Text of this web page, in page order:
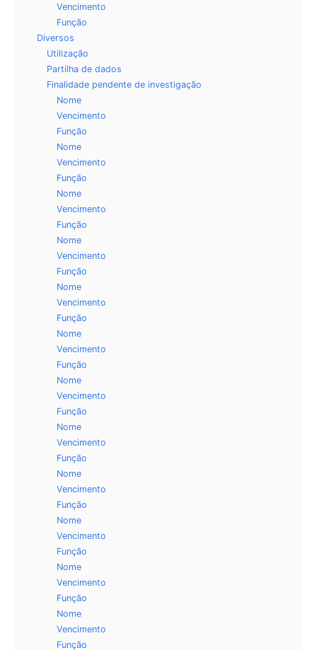
Vencimento
Função
Diversos
Utilização
Partilha de dados
Finalidade pendente de investigação
Nome
Vencimento
Função
Nome
Vencimento
Função
Nome
Vencimento
Função
Nome
Vencimento
Função
Nome
Vencimento
Função
Nome
Vencimento
Função
Nome
Vencimento
Função
Nome
Vencimento
Função
Nome
Vencimento
Função
Nome
Vencimento
Função
Nome
Vencimento
Função
Nome
Vencimento
Função